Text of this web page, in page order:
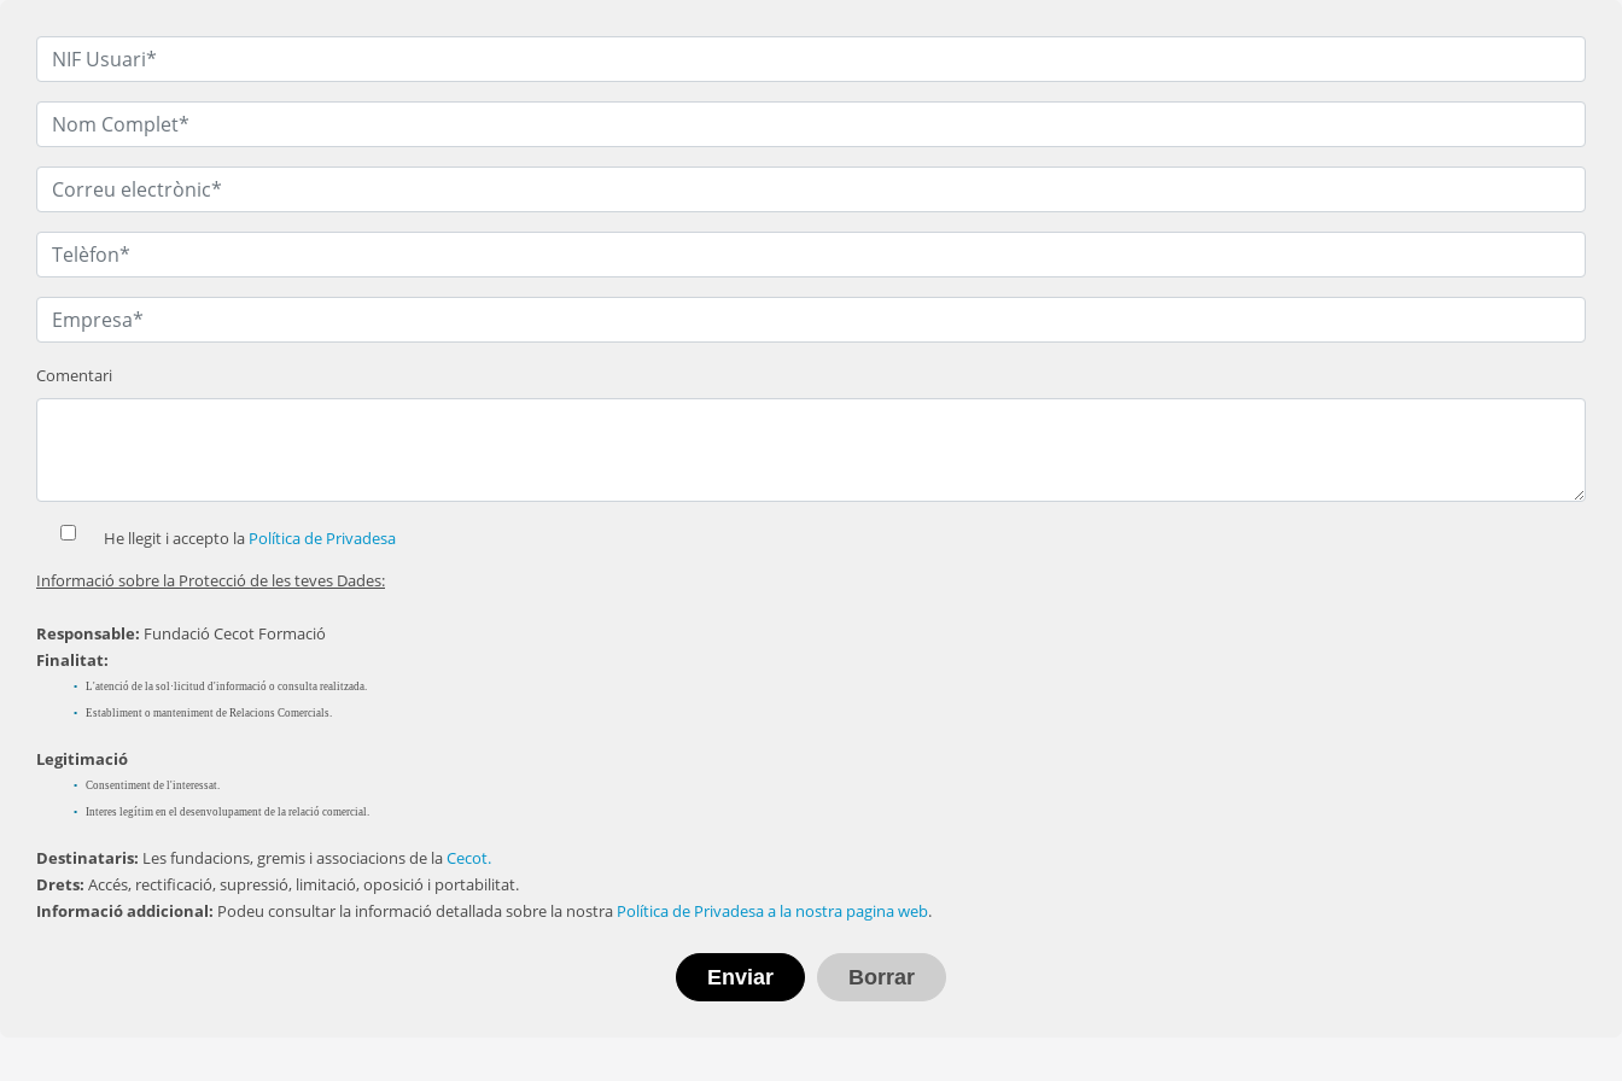
Comentari
He llegit i accepto la Política de Privadesa
Informació sobre la Protecció de les teves Dades:
Responsable: Fundació Cecot Formació
Finalitat:
L'atenció de la sol·licitud d'informació o consulta realitzada.
Establiment o manteniment de Relacions Comercials.
Legitimació
Consentiment de l'interessat.
Interes legítim en el desenvolupament de la relació comercial.
Destinataris: Les fundacions, gremis i associacions de laCecot.
Drets: Accés, rectificació, supressió, limitació, oposició i portabilitat.
Informació addicional: Podeu consultar la informació detallada sobre la nostra Política de Privadesa a la nostra pagina web.
Borrar